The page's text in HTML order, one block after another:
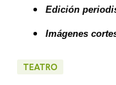
Edición
Imágenes
TEATRO